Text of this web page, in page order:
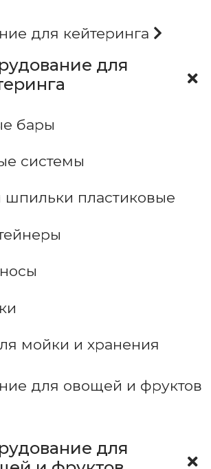
для кейтеринга
для
бары
системы
шпильки пластиковые
мойки и хранения
для овощей и фруктов
для